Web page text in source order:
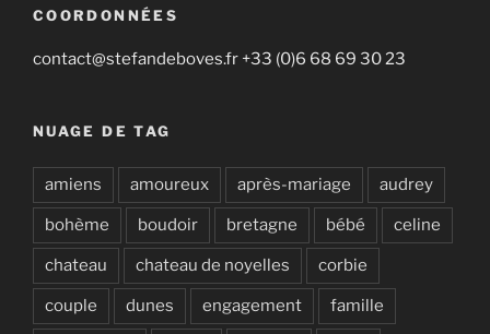
COORDONNÉES
contact@stefandeboves.fr +33 (0)6 68 69 30 23
NUAGE DE TAG
amiens amoureux après-mariage audrey
bohème boudoir bretagne bébé celine
chateau chateau de noyelles corbie
couple dunes engagement famille